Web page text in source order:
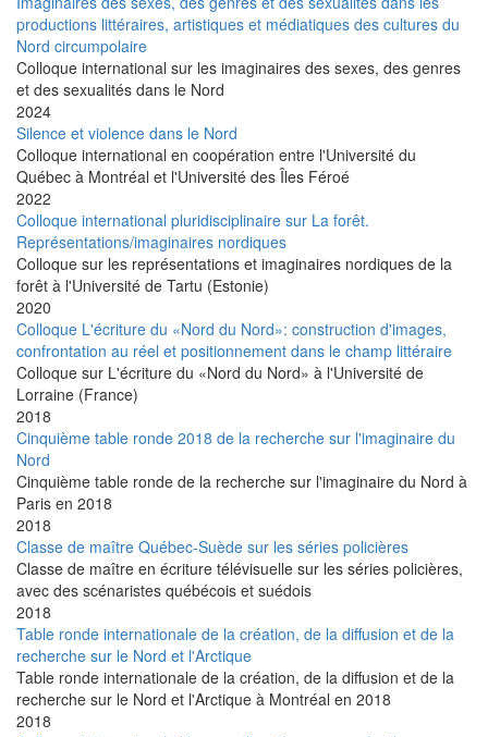
productions littéraires, artistiques et médiatiques des cultures du
Nord circumpolaire
Colloque international sur les imaginaires des sexes, des genres
et des sexualités dans le Nord
2024
Silence et violence dans le Nord
Colloque international en coopération entre l'Université du
Québec à Montréal et l'Université des Îles Féroé
2022
Colloque international pluridisciplinaire sur La forêt.
Représentations/imaginaires nordiques
Colloque sur les représentations et imaginaires nordiques de la
forêt à l'Université de Tartu (Estonie)
2020
Colloque L'écriture du «Nord du Nord»: construction d'images,
confrontation au réel et positionnement dans le champ littéraire
Colloque sur L'écriture du «Nord du Nord» à l'Université de
Lorraine (France)
2018
Cinquième table ronde 2018 de la recherche sur l'imaginaire du
Nord
Cinquième table ronde de la recherche sur l'imaginaire du Nord à
Paris en 2018
2018
Classe de maître Québec-Suède sur les séries policières
Classe de maître en écriture télévisuelle sur les séries policières,
avec des scénaristes québécois et suédois
2018
Table ronde internationale de la création, de la diffusion et de la
recherche sur le Nord et l'Arctique
Table ronde internationale de la création, de la diffusion et de la
recherche sur le Nord et l'Arctique à Montréal en 2018
2018